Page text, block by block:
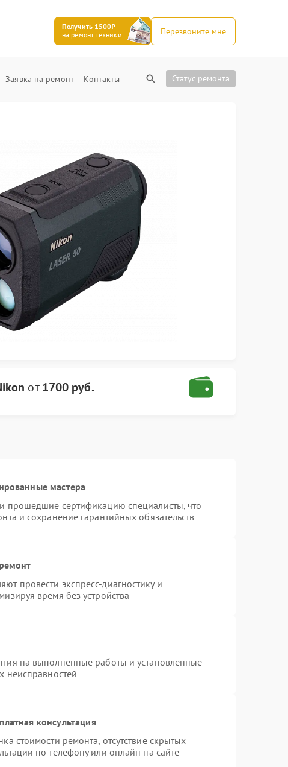
Получить 1500₽
на ремонт техники
Перезвоните мне
Заявка на ремонт Контакты Статус ремонта
от1700 руб.
мастера
прошедшие сертификацию специалисты, что
и сохранение гарантийных обязательств
провести экспресс-диагностику и
время без устройства
на выполненные работы и установленные
неисправностей
консультация
стоимости ремонта, отсутствие скрытых
по телефону или онлайн на сайте